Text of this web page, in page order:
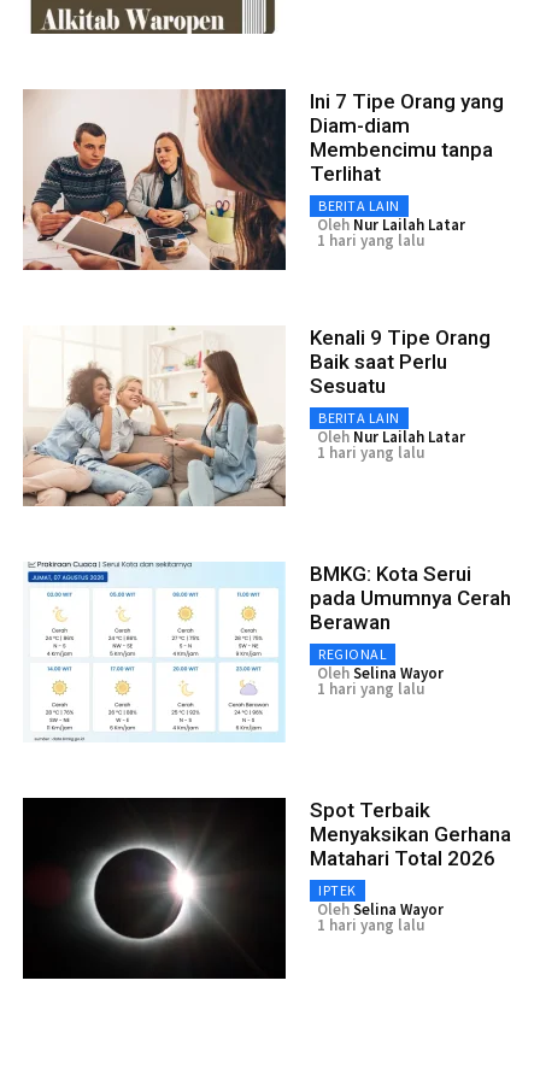
Ini 7 Tipe Orang yang
Diam-diam
Membencimu tanpa
Terlihat
BERITA LAIN
Oleh Nur Lailah Latar
1 hari yang lalu
Kenali 9 Tipe Orang
Baik saat Perlu
Sesuatu
BERITA LAIN
Oleh Nur Lailah Latar
1 hari yang lalu
BMKG: Kota Serui
pada Umumnya Cerah
Berawan
REGIONAL
OlehSelina Wayor
1 hari yang lalu
Spot Terbaik
Menyaksikan Gerhana
Matahari Total 2026
IPTEK
OlehSelina Wayor
1 hari yang lalu